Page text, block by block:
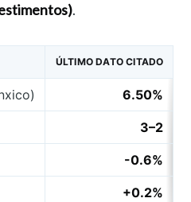
.
ÚLTIMO DATO CITADO
6.50%
3–2
-0.6%
+0.2%